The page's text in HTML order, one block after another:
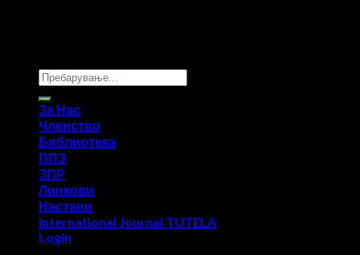
За Нас
Членство
Библиотека
ППЗ
ЗПР
Линкови
Настани
International Journal TUTELA
Login